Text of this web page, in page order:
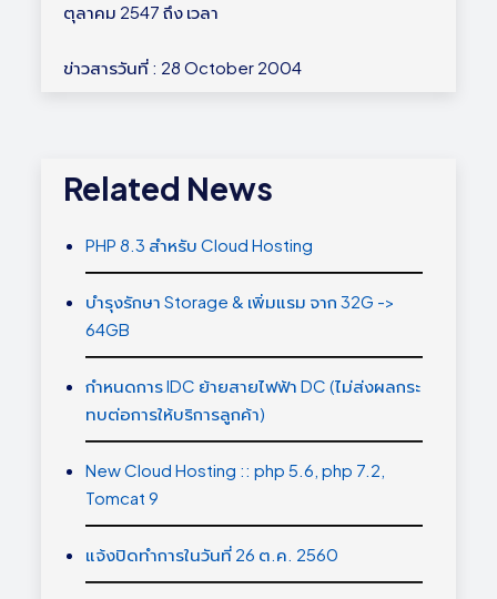
ตุลาคม 2547 ถึง เวลา
ข่าวสารวันที่ : 28 October 2004
Related News
PHP 8.3 สำหรับ Cloud Hosting
บำรุงรักษา Storage & เพิ่มแรม จาก 32G ->
64GB
กำหนดการ IDC ย้ายสายไฟฟ้า DC (ไม่ส่งผลกระ
ทบต่อการให้บริการลูกค้า)
New Cloud Hosting :: php 5.6, php 7.2,
Tomcat 9
แจ้งปิดทำการในวันที่ 26 ต.ค. 2560